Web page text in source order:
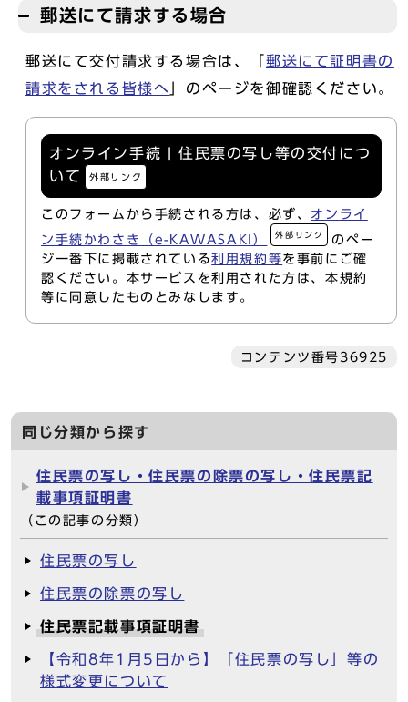
郵送にて請求する場合
郵送にて交付請求する場合は、「 郵送にて証明書の
請求をされる皆様へ 」のページを御確認ください。
オンライン手続 | 住民票の写し等の交付につ
いて
外部リンク
このフォームから手続される方は、必ず、 オンライ
ン手続かわさき（e-KAWASAKI）
外部リンク
のペー
ジ一番下に掲載されている利用規約等を事前にご確
認ください。本サービスを利用された方は、本規約
等に同意したものとみなします。
コンテンツ番号36925
同じ分類から探す
住民票の写し・住民票の除票の写し・住民票記
載事項証明書
（この記事の分類）
住民票の写し
住民票の除票の写し
住民票記載事項証明書
【令和8年1月5日から】「住民票の写し」等の
様式変更について